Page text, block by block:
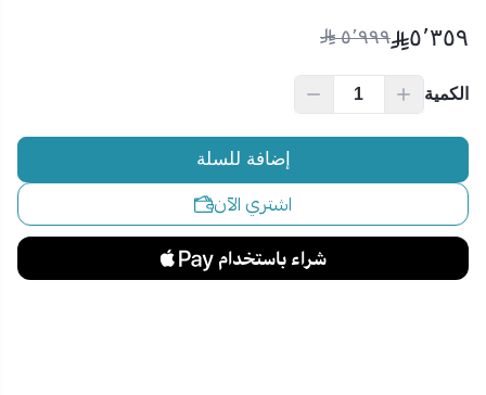
٥٬٣٥٩ ٥٬٩٩٩
الكمية
إضافة للسلة
اشتري الآن